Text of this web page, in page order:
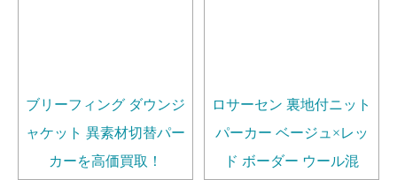
ブリーフィング ダウンジ
ャケット 異素材切替パー
カーを高価買取！
ロサーセン 裏地付ニット
パーカー ベージュ×レッ
ド ボーダー ウール混